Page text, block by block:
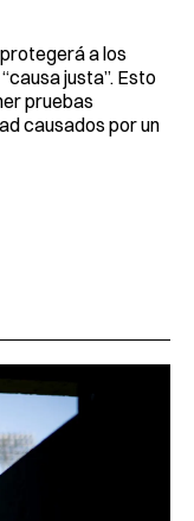
a los
justa”. Esto
pruebas
causados por un